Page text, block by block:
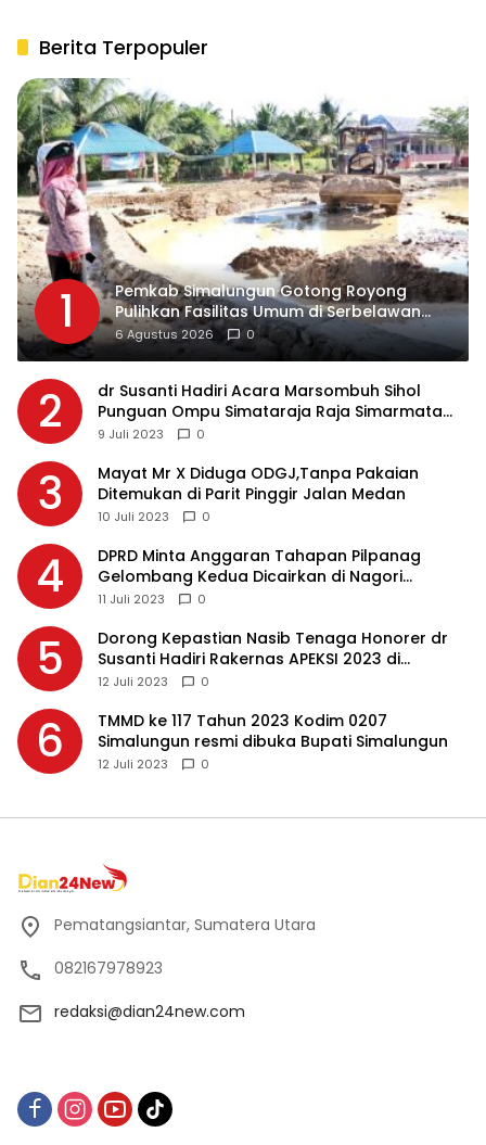
Berita Terpopuler
1
Pemkab Simalungun Gotong Royong
Pulihkan Fasilitas Umum di Serbelawan
Pasca Banjir
6 Agustus 2026 0
2
dr Susanti Hadiri Acara Marsombuh Sihol
Punguan Ompu Simataraja Raja Simarmata
Dohot Boruna Kota Siantar
9 Juli 2023 0
3
Mayat Mr X Diduga ODGJ,Tanpa Pakaian
Ditemukan di Parit Pinggir Jalan Medan
10 Juli 2023 0
4
DPRD Minta Anggaran Tahapan Pilpanag
Gelombang Kedua Dicairkan di Nagori
Masing-masing, Ini Alasannya…
11 Juli 2023 0
5
Dorong Kepastian Nasib Tenaga Honorer dr
Susanti Hadiri Rakernas APEKSI 2023 di
Makassar
12 Juli 2023 0
6
TMMD ke 117 Tahun 2023 Kodim 0207
Simalungun resmi dibuka Bupati Simalungun
12 Juli 2023 0
Pematangsiantar, Sumatera Utara
082167978923
redaksi@dian24new.com